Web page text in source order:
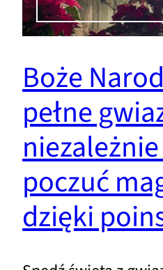
Boże
pełne
poczuć
dzięki